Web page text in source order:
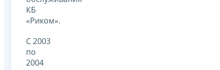
КБ
«Риком».
С 2003
по
2004